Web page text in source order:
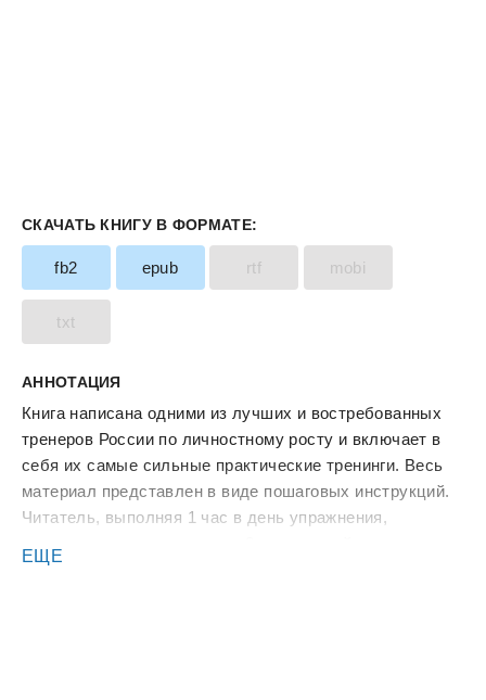
СКАЧАТЬ КНИГУ В ФОРМАТЕ:
fb2 epub rtf mobi
txt
АННОТАЦИЯ
Книга написана одними из лучших и востребованных
тренеров России по личностному росту и включает в
себя их самые сильные практические тренинги. Весь
материал представлен в виде пошаговых инструкций.
Читатель, выполняя 1 час в день упражнения,
совершенно новый уровень развития! Основной акцент
ЕЩЕ